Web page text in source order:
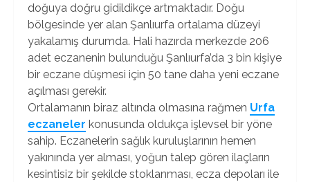
doğuya doğru gidildikçe artmaktadır. Doğu
bölgesinde yer alan Şanlıurfa ortalama düzeyi
yakalamış durumda. Hali hazırda merkezde 206
adet eczanenin bulunduğu Şanlıurfa’da 3 bin kişiye
bir eczane düşmesi için 50 tane daha yeni eczane
açılması gerekir.
Ortalamanın biraz altında olmasına rağmen Urfa
eczaneler konusunda oldukça işlevsel bir yöne
sahip. Eczanelerin sağlık kuruluşlarının hemen
yakınında yer alması, yoğun talep gören ilaçların
kesintisiz bir şekilde stoklanması, ecza depoları ile